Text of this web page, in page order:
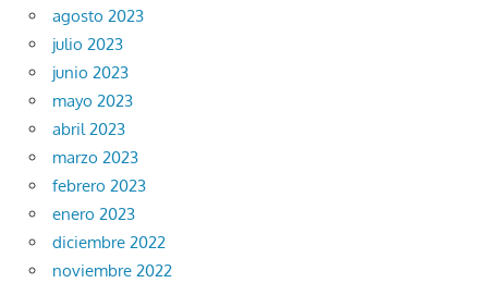
agosto 2023
julio 2023
junio 2023
mayo 2023
abril 2023
marzo 2023
febrero 2023
enero 2023
diciembre 2022
noviembre 2022